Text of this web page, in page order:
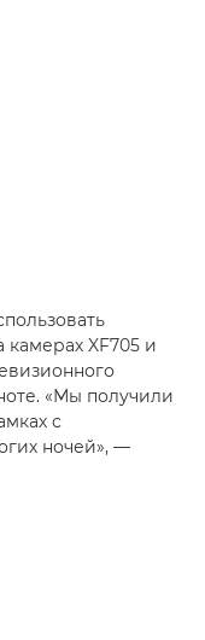
XF705 и
«Мы получили
с
ночей», —